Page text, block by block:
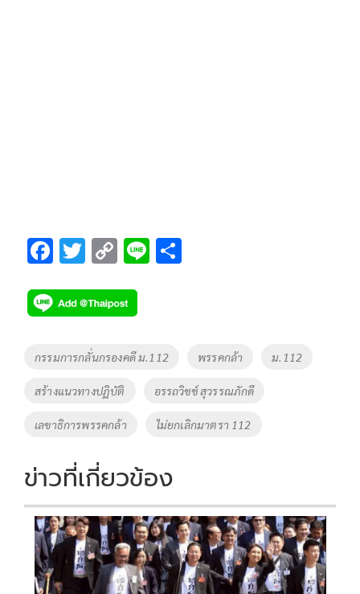
F
e
b
o
k
T
tt
er
C
p
y
Li
n
k
Li
Tags
กรรมการกลั่นกรองคดี ม.112 พรรคกล้า ม.112
สร้างแนวทางปฏิบัติ อรรถวิชช์ สุวรรณภักดี
เลขาธิการพรรคกล้า ไม่ยกเลิกมาตรา 112
ข่าวที่เกี่ยวข้อง